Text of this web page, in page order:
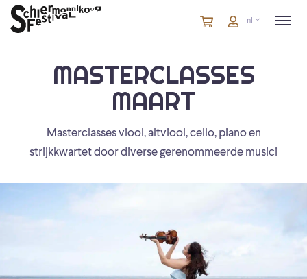
Winkelmandje
artikelen
Account
nl
MASTERCLASSES
MAART
Masterclasses viool, altviool, cello, piano en
strijkkwartet door diverse gerenommeerde musici